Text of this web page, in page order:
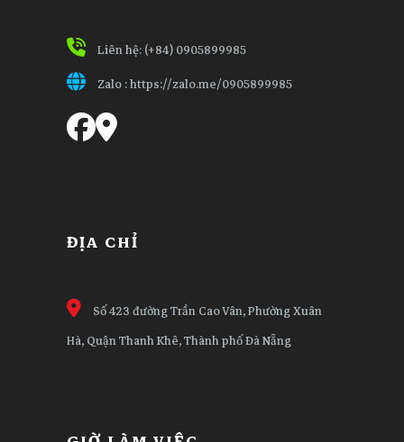
Liên hệ: (+84) 0905899985
Zalo :https://zalo.me/0905899985
ĐỊA CHỈ
Số 423 đường Trần Cao Vân, Phường Xuân
Hà, Quận Thanh Khê, Thành phố Đà Nẵng